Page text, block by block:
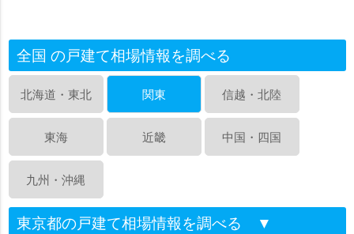
全国 の戸建て相場情報を調べる
北海道・東北 関東 信越・北陸
東海 近畿 中国・四国
九州・沖縄
東京都の戸建て相場情報を調べる ▼